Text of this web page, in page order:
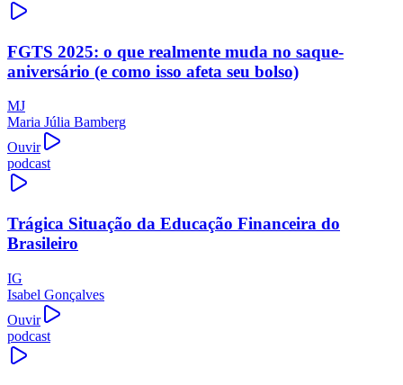
FGTS 2025: o que realmente muda no saque-
aniversário (e como isso afeta seu bolso)
MJ
Maria Júlia Bamberg
Ouvir
podcast
Trágica Situação da Educação Financeira do
Brasileiro
IG
Isabel Gonçalves
Ouvir
podcast